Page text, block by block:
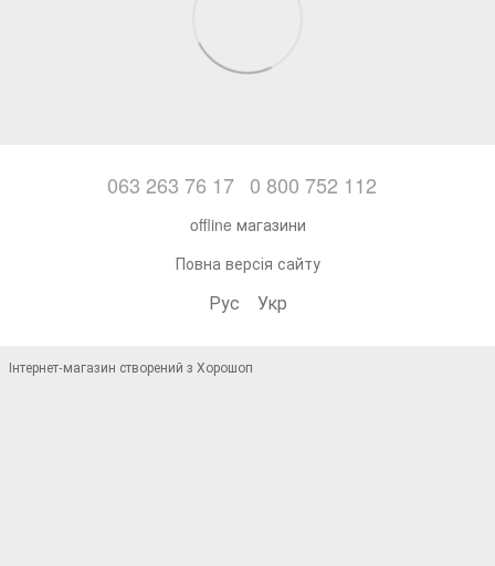
063 263 76 17 0 800 752 112
offline магазини
Повна версія сайту
Рус Укр
Інтернет-магазин створений з Хорошоп